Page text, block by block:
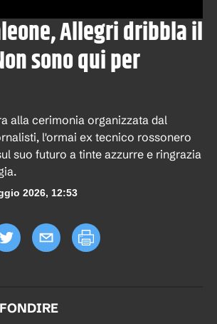
Allegri dribbla il
sono qui per
alla cerimonia organizzata dal
l'ormai ex tecnico rossonero
suo futuro a tinte azzurre e ringrazia
2026, 12:53